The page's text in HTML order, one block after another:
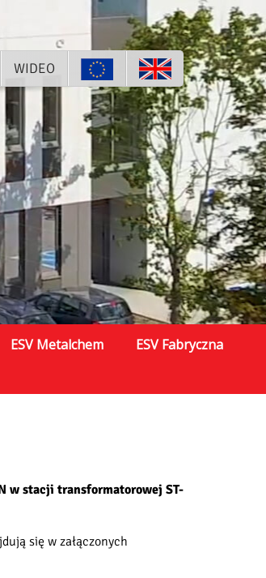
WIDEO
ESV Metalchem ESV Fabryczna
w stacji transformatorowej ST-
się w załączonych